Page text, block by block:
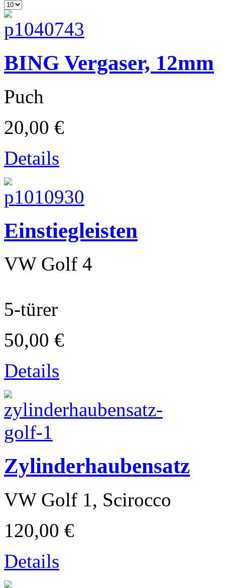
moderne Vespa
Lambretta
Piaggio
Ducati
BING Vergaser, 12mm
Puch
20,00 €
Details
Einstiegleisten
VW Golf 4
5-türer
50,00 €
Details
Zylinderhaubensatz
VW Golf 1, Scirocco
120,00 €
Details